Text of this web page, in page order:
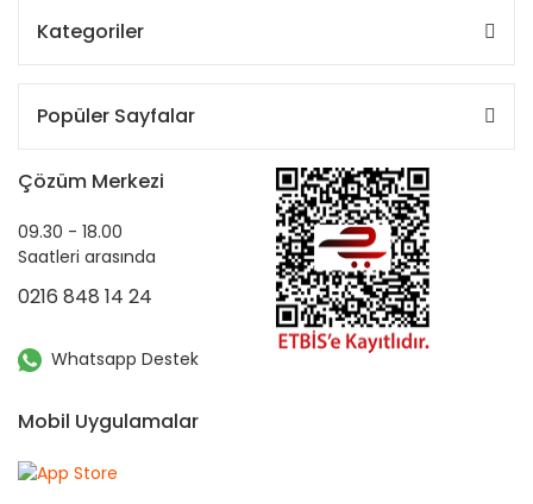
Kategoriler
Popüler Sayfalar
Çözüm Merkezi
09.30 - 18.00
Saatleri arasında
0216 848 14 24
Whatsapp Destek
Mobil Uygulamalar